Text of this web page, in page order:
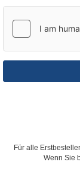
Für alle
Wenn Sie